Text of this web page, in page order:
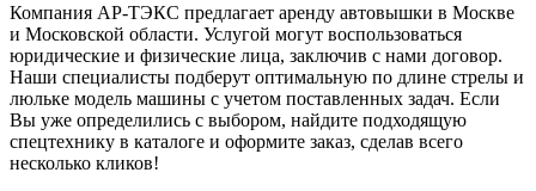
Компания АР-ТЭКС предлагает аренду автовышки в Москве
и Московской области. Услугой могут воспользоваться
юридические и физические лица, заключив с нами договор.
Наши специалисты подберут оптимальную по длине стрелы и
люльке модель машины с учетом поставленных задач. Если
Вы уже определились с выбором, найдите подходящую
спецтехнику в каталоге и оформите заказ, сделав всего
несколько кликов!